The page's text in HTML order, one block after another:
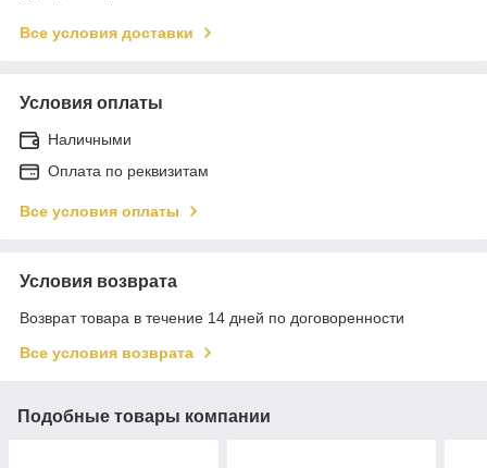
Все условия доставки
Условия оплаты
Наличными
Оплата по реквизитам
Все условия оплаты
Условия возврата
Возврат товара в течение 14 дней по договоренности
Все условия возврата
Подобные товары компании